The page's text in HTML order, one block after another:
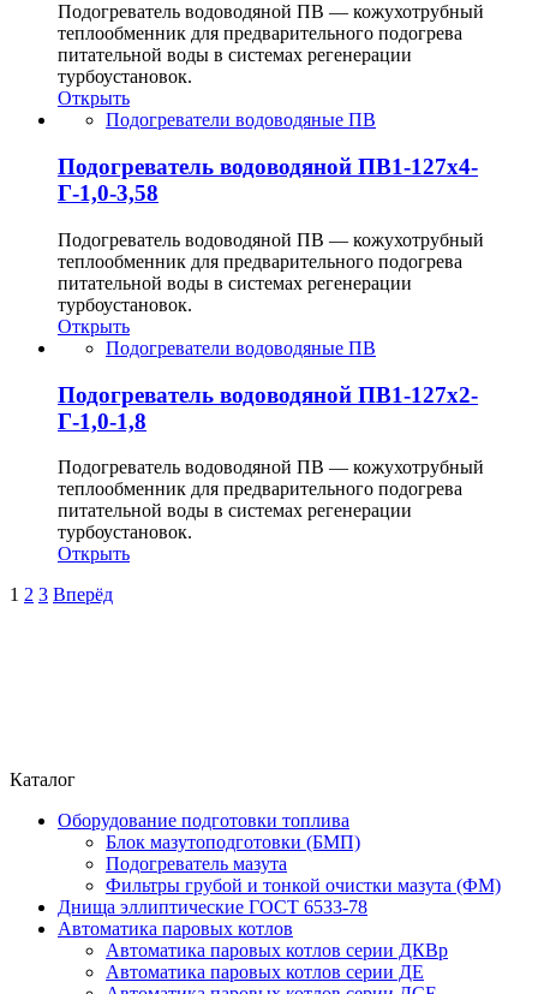
Подогреватель водоводяной ПВ — кожухотрубный
теплообменник для предварительного подогрева
питательной воды в системах регенерации
турбоустановок.
Открыть
Подогреватели водоводяные ПВ
Подогреватель водоводяной ПВ1-127х4-
Г-1,0-3,58
Подогреватель водоводяной ПВ — кожухотрубный
теплообменник для предварительного подогрева
питательной воды в системах регенерации
турбоустановок.
Открыть
Подогреватели водоводяные ПВ
Подогреватель водоводяной ПВ1-127х2-
Г-1,0-1,8
Подогреватель водоводяной ПВ — кожухотрубный
теплообменник для предварительного подогрева
питательной воды в системах регенерации
турбоустановок.
Открыть
1 2 3 Вперёд
Каталог
Оборудование подготовки топлива
Блок мазутоподготовки (БМП)
Подогреватель мазута
Фильтры грубой и тонкой очистки мазута (ФМ)
Днища эллиптические ГОСТ 6533-78
Автоматика паровых котлов
Автоматика паровых котлов серии ДКВр
Автоматика паровых котлов серии ДЕ